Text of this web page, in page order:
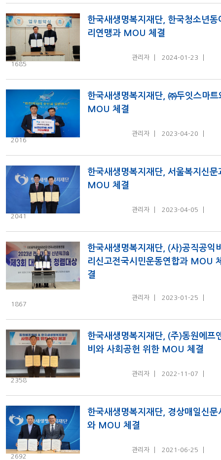
한국새생명복지재단, 한국청소년동
리연맹과 MOU 체결
관리자
2024-01-23
1685
한국새생명복지재단, ㈜두잇스마트
MOU 체결
관리자
2023-04-20
2016
한국새생명복지재단, 서울복지신문
MOU 체결
관리자
2023-04-05
2041
한국새생명복지재단, (사)공직공익
리신고전국시민운동연합과 MOU
결
관리자
2023-01-25
1867
한국새생명복지재단, (주)동원에프
비와 사회공헌 위한 MOU 체결
관리자
2022-11-07
2358
한국새생명복지재단, 경상매일신문
와 MOU 체결
관리자
2021-06-25
2692